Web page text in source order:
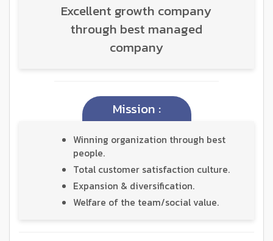
Excellent growth company
through best managed
company
Mission :
Winning organization through best
people.
Total customer satisfaction culture.
Expansion & diversification.
Welfare of the team/social value.